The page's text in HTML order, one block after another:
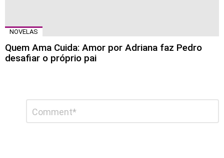
NOVELAS
Quem Ama Cuida: Amor por Adriana faz Pedro
desafiar o próprio pai
comentário
Comentário